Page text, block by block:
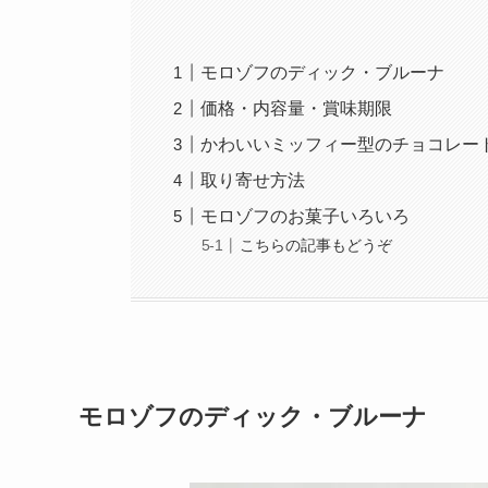
モロゾフのディック・ブルーナ
価格・内容量・賞味期限
かわいいミッフィー型のチョコレー
取り寄せ方法
モロゾフのお菓子いろいろ
こちらの記事もどうぞ
モロゾフのディック・ブルーナ